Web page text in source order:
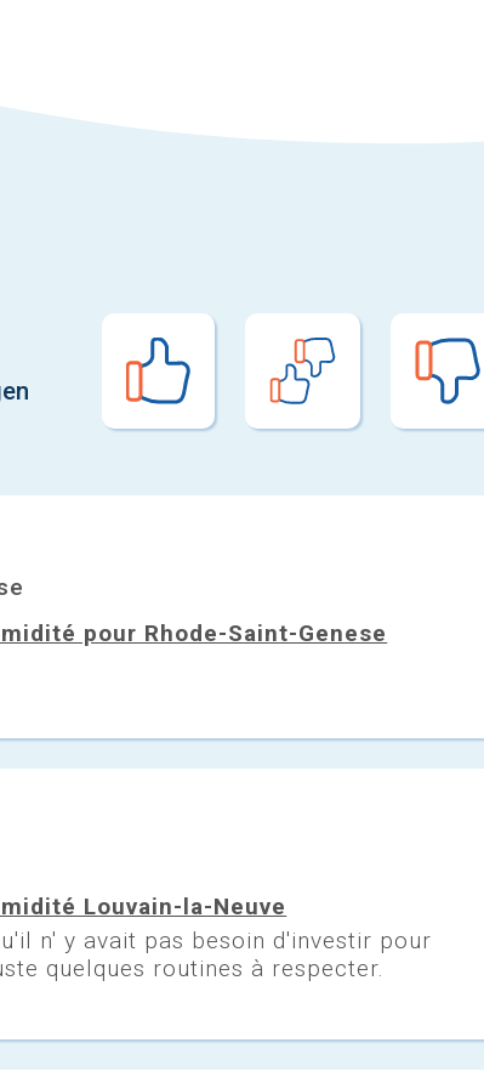
pour Rhode-Saint-Genese
Louvain-la-Neuve
n' y avait pas besoin d'investir pour
quelques routines à respecter.